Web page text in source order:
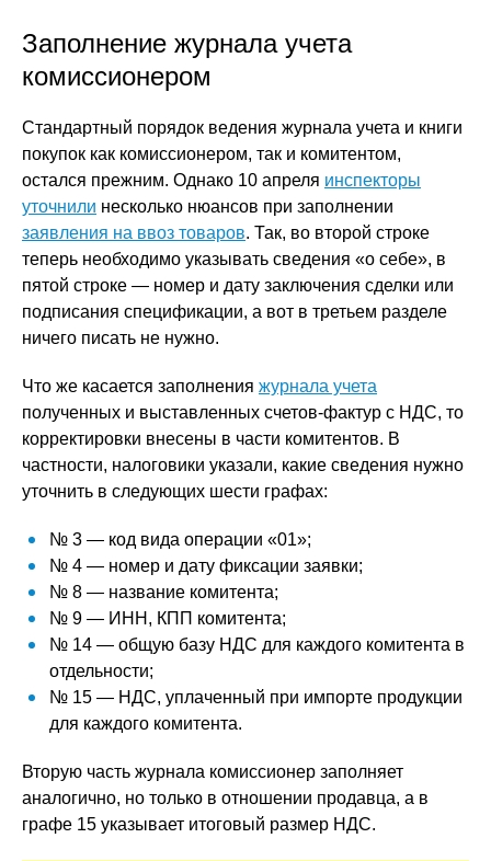
Заполнение журнала учета
комиссионером
Стандартный порядок ведения журнала учета и книги
покупок как комиссионером, так и комитентом,
остался прежним. Однако 10 апреля инспекторы
уточнили несколько нюансов при заполнении
заявления на ввоз товаров. Так, во второй строке
теперь необходимо указывать сведения «о себе», в
пятой строке — номер и дату заключения сделки или
подписания спецификации, а вот в третьем разделе
ничего писать не нужно.
Что же касается заполнения журнала учета
полученных и выставленных счетов-фактур с НДС, то
корректировки внесены в части комитентов. В
частности, налоговики указали, какие сведения нужно
уточнить в следующих шести графах:
№ 3 — код вида операции «01»;
№ 4 — номер и дату фиксации заявки;
№ 8 — название комитента;
№ 9 — ИНН, КПП комитента;
№ 14 — общую базу НДС для каждого комитента в
отдельности;
№ 15 — НДС, уплаченный при импорте продукции
для каждого комитента.
Вторую часть журнала комиссионер заполняет
аналогично, но только в отношении продавца, а в
графе 15 указывает итоговый размер НДС.